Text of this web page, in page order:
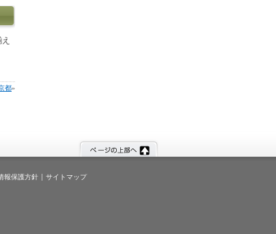
都»
報保護方針 サイトマップ